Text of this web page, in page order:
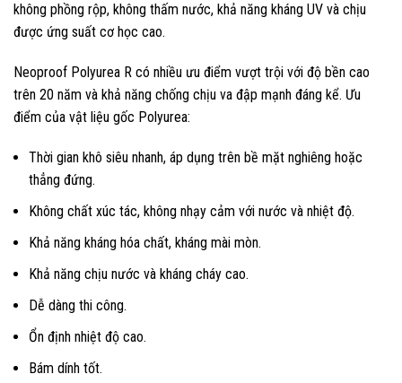
không phồng rộp, không thấm nước, khả năng kháng UV và chịu
được ứng suất cơ học cao.
Neoproof Polyurea R có nhiều ưu điểm vượt trội với độ bền cao
trên 20 năm và khả năng chống chịu va đập mạnh đáng kể. Ưu
điểm của vật liệu gốc Polyurea:
Thời gian khô siêu nhanh, áp dụng trên bề mặt nghiêng hoặc
thẳng đứng.
Không chất xúc tác, không nhạy cảm với nước và nhiệt độ.
Khả năng kháng hóa chất, kháng mài mòn.
Khả năng chịu nước và kháng cháy cao.
Dễ dàng thi công.
Ổn định nhiệt độ cao.
Bám dính tốt.